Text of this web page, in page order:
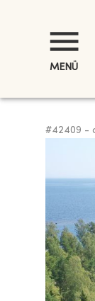
MENÜ
#42409 -